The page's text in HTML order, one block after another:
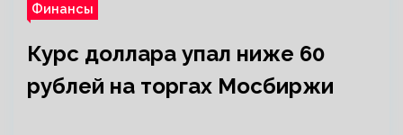
Финансы
Курс доллара упал ниже 60
рублей на торгах Мосбиржи